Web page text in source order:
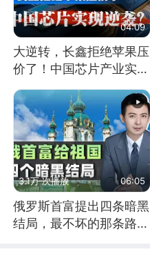
04:09
大逆转，长鑫拒绝苹果压
价了！中国芯片产业实现
3.1万 次播放 06:05
俄罗斯首富提出四条暗黑
结局，最不坏的那条路是